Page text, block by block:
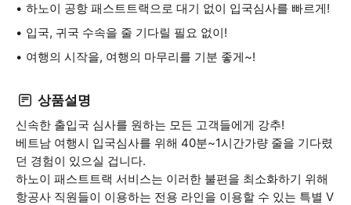
하노이 공항 패스트트랙으로 대기 없이 입국심사를 빠르게!
입국, 귀국 수속을 줄 기다릴 필요 없이!
여행의 시작을, 여행의 마무리를 기분 좋게~!
상품설명
신속한 출입국 심사를 원하는 모든 고객들에게 강추!
베트남 여행시 입국심사를 위해 40분~1시간가량 줄을 기다렸
던 경험이 있으실 겁니다.
하노이 패스트트랙 서비스는 이러한 불편을 최소화하기 위해
항공사 직원들이 이용하는 전용 라인을 이용할 수 있는 특별 V